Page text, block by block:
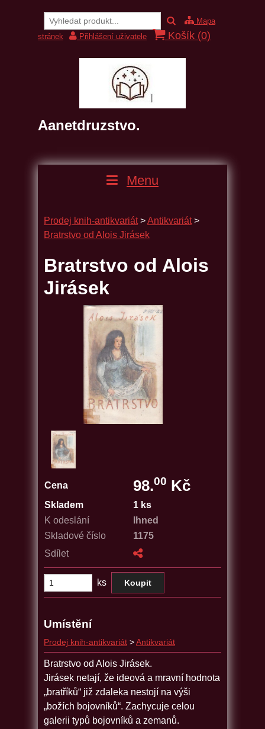
Mapa
stránek
Přihlášení uživatele Košík (0)
Aanetdruzstvo.
Menu
Prodej knih-antikvariát >Antikvariát >
Bratrstvo od Alois Jirásek
Bratrstvo od Alois
Jirásek
Cena 98.00 Kč
Skladem
1 ks
K odeslání
Ihned
Skladové číslo
1175
Sdílet
ks
Umístění
Prodej knih-antikvariát > Antikvariát
Bratrstvo od Alois Jirásek.
Jirásek netají, že ideová a mravní hodnota
„bratříků“ již zdaleka nestojí na výši
„božích bojovníků“. Zachycuje celou
galerii typů bojovníků a zemanů.